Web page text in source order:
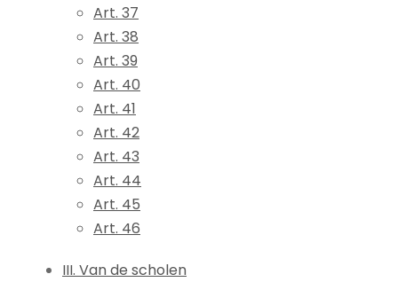
Art. 37
Art. 38
Art. 39
Art. 40
Art. 41
Art. 42
Art. 43
Art. 44
Art. 45
Art. 46
III. Van de scholen